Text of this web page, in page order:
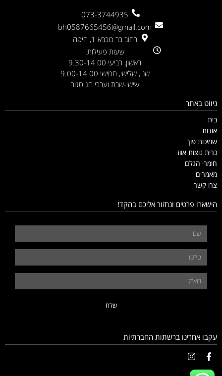
073-3744935
bh0587665456@gmail.com
רחוב בר כוכבא 1, חיפה
שעות פעילות:
ראשון, רביעי 9.30-14.00
שני, שלישי, חמישי 9.00-14.00
שישי-שבת וערבי חג סגור
ניווט באתר
בית
אודות
שמיכות פוך
כרית נוצות אווז
חומרי הגלם
מאמרים
צרו קשר
הישארו פרטים ונחזור אליכם בהקד!
שלח
עקבו אחרינו ברשתות החברתיות